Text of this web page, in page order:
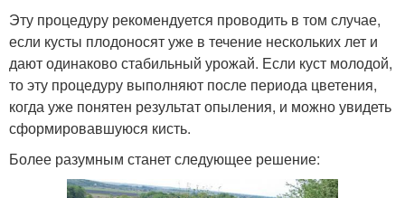
Эту процедуру рекомендуется проводить в том случае,
если кусты плодоносят уже в течение нескольких лет и
дают одинаково стабильный урожай. Если куст молодой,
то эту процедуру выполняют после периода цветения,
когда уже понятен результат опыления, и можно увидеть
сформировавшуюся кисть.
Более разумным станет следующее решение: